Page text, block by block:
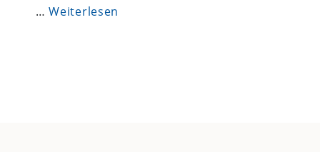
…Weiterlesen